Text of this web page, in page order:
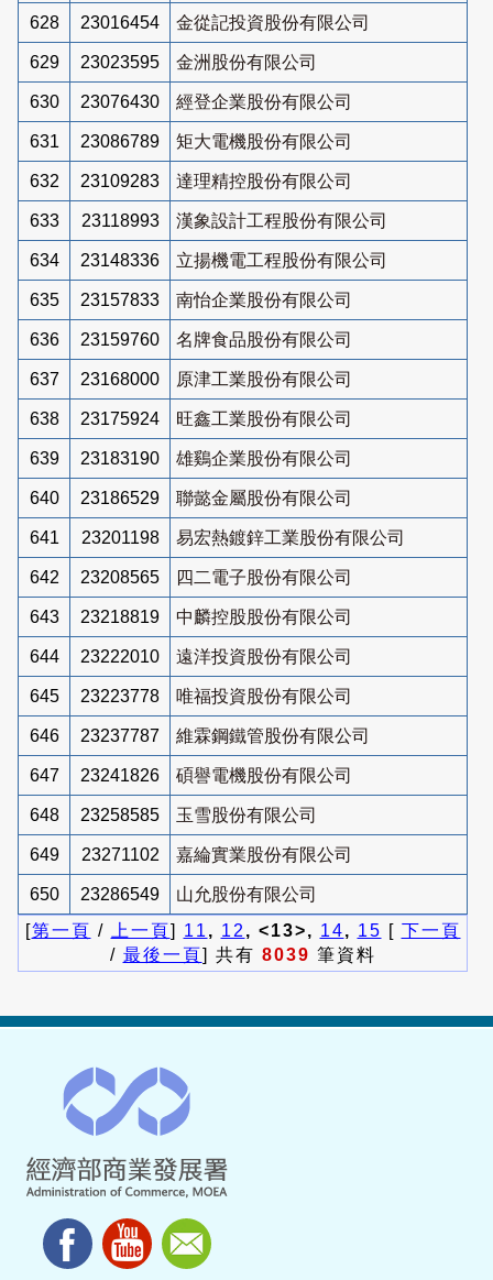
628 23016454 金從記投資股份有限公司
629 23023595 金洲股份有限公司
630 23076430 經登企業股份有限公司
631 23086789 矩大電機股份有限公司
632 23109283 達理精控股份有限公司
633 23118993 漢象設計工程股份有限公司
634 23148336 立揚機電工程股份有限公司
635 23157833 南怡企業股份有限公司
636 23159760 名牌食品股份有限公司
637 23168000 原津工業股份有限公司
638 23175924 旺鑫工業股份有限公司
639 23183190 雄鷄企業股份有限公司
640 23186529 聯懿金屬股份有限公司
641 23201198 易宏熱鍍鋅工業股份有限公司
642 23208565 四二電子股份有限公司
643 23218819 中麟控股股份有限公司
644 23222010 遠洋投資股份有限公司
645 23223778 唯福投資股份有限公司
646 23237787 維霖鋼鐵管股份有限公司
647 23241826 碩譽電機股份有限公司
648 23258585 玉雪股份有限公司
649 23271102 嘉綸實業股份有限公司
650 23286549
山允股份有限公司
[第一頁 / 上一頁] 11 , 12 , <13>, 14, 15 [ 下一頁
/ 最後一頁] 共有 8039 筆資料